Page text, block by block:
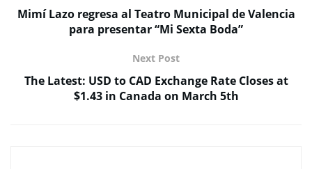
Mimí Lazo regresa al Teatro Municipal de Valencia
para presentar “Mi Sexta Boda”
Next Post
The Latest: USD to CAD Exchange Rate Closes at
$1.43 in Canada on March 5th